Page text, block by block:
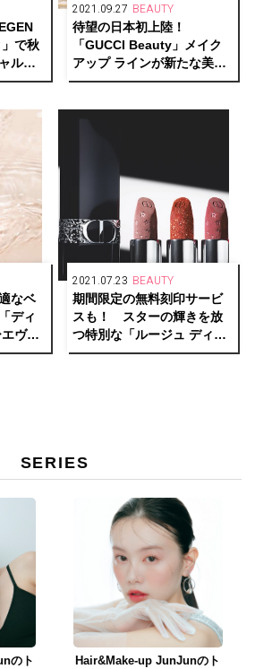
で秋
ルケ
2021.09.27 BEAUTY
待望の日本初上陸！
「GUCCI Beauty」メイク
アップ ラインが新たな美の
物語の幕を開ける。
なベ
ディ
ヴァ
ヤ肌
2021.07.23 BEAUTY
期間限定の無料刻印サービ
スも！ スターの輝きを放
つ特別な「ルージュ ディオ
ール」が登場。
SERIES
のト
Hair&Make-up JunJunのト